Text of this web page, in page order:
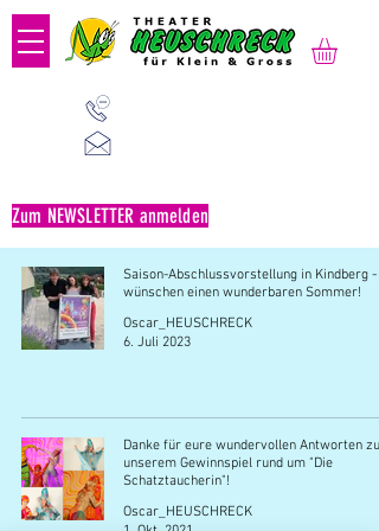
Zum NEWSLETTER anmelden
Saison-Abschlussvorstellung in Kindberg -
wünschen einen wunderbaren Sommer!
Oscar_HEUSCHRECK
6. Juli 2023
Danke für eure wundervollen Antworten zu
unserem Gewinnspiel rund um "Die
Schatztaucherin"!
Oscar_HEUSCHRECK